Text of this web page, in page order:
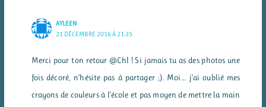
AYLEEN
21 DÉCEMBRE 2016 À 21:35
Merci pour ton retour @Chl ! Si jamais tu as des photos une
fois décoré, n’hésite pas à partager ;). Moi… j’ai oublié mes
crayons de couleurs à l’école et pas moyen de mettre la main